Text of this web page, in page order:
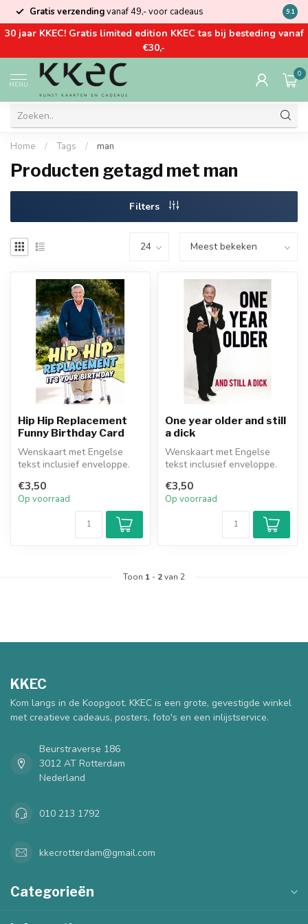
Gratis verzendingvanaf 49,- voor cadeaus Kom
9.1
30 jaar KKEC! Gratis limited edition KKEC tas bij besteding vanaf
€30,-
MENU
0
Home / Tags / man
Producten getagd met man
Filters
Hip Hip Replacement
Funny Birthday Card
Wenskaart met Engelse
tekst inclusief enveloppe.
verjaardagskaar...
€3,50
Op voorraad
One year older and still
a dick
Wenskaart met Engelse
tekst inclusief enveloppe.
gedachten?
€3,50
Op voorraad
Toon 1 - 2van 2
KKEC
Kom langs in de Koopgoot. KKEC is een grote, gevestigde winkel
met creatieve cadeaus, posters, foto's en een inlijstservice.
Beurstraverse 186
3012 AT Rotterdam
Nederland
010 213 1792
kkecrotterdam@gmail.com
Categorieën